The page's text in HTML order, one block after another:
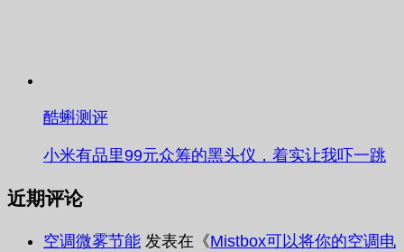
酷蝌测评
小米有品里99元众筹的黑头仪，着实让我吓一跳
近期评论
空调微雾节能 发表在《Mistbox可以将你的空调电